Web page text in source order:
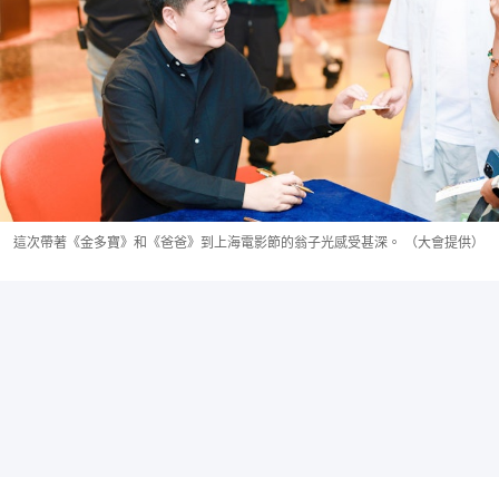
這次帶著《金多寶》和《爸爸》到上海電影節的翁子光感受甚深。 （大會提供）